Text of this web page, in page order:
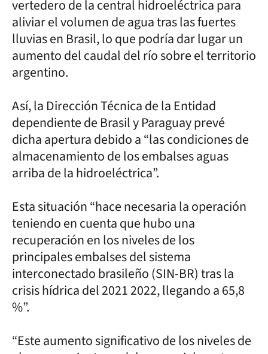
vertedero de la central hidroeléctrica para
aliviar el volumen de agua tras las fuertes
lluvias en Brasil, lo que podría dar lugar un
aumento del caudal del río sobre el territorio
argentino.
Así, la Dirección Técnica de la Entidad
dependiente de Brasil y Paraguay prevé
dicha apertura debido a “las condiciones de
almacenamiento de los embalses aguas
arriba de la hidroeléctrica”.
Esta situación “hace necesaria la operación
teniendo en cuenta que hubo una
recuperación en los niveles de los
principales embalses del sistema
interconectado brasileño (SIN-BR) tras la
crisis hídrica del 2021 2022, llegando a 65,8
%”.
“Este aumento significativo de los niveles de